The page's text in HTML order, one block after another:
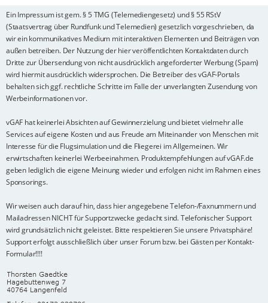
Ein Impressum ist gem. § 5 TMG (Telemediengesetz) und § 55 RStV
(Staatsvertrag über Rundfunk und Telemedien) gesetzlich vorgeschrieben, da
wir ein kommunikatives Medium mit interaktiven Elementen und Beiträgen von
außen betreiben. Der Nutzung der hier veröffentlichten Kontaktdaten durch
Dritte zur Übersendung von nicht ausdrücklich angeforderter Werbung (Spam)
wird hiermit ausdrücklich widersprochen. Die Betreiber des vGAF-Portals
behalten sich ggf. rechtliche Schritte im Falle der unverlangten Zusendung von
Werbeinformationen vor.
vGAF hat keinerlei Absichten auf Gewinnerzielung und bietet vielmehr alle
Services auf eigene Kosten und aus Freude am Miteinander von Menschen mit
Interesse für die Flugsimulation und die Fliegerei im Allgemeinen. Wir
erwirtschaften keinerlei Werbeeinahmen. Produktempfehlungen auf vGAF.de
geben lediglich die eigene Meinung wieder und erfolgen nicht im Rahmen eines
Sponsorings.
Wir weisen auch darauf hin, dass hier angegebene Telefon-/Faxnummern und
Mailadressen NICHT für Supportzwecke gedacht sind. Telefonischer Support
wird grundsätzlich nicht geleistet. Bitte respektieren Sie unsere Privatsphäre!
Support erfolgt ausschließlich über unser Forum bzw. bei Gästen per Kontakt-
Formular!!!!